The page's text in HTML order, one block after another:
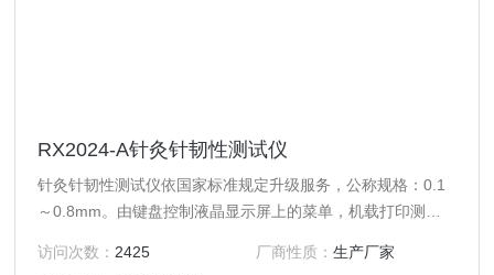
RX2024-A针灸针韧性测试仪
针灸针韧性测试仪依国家标准规定升级服务，公称规格：0.1
～0.8mm。由键盘控制液晶显示屏上的菜单，机载打印测试
访问次数： 2425 厂商性质： 生产厂家